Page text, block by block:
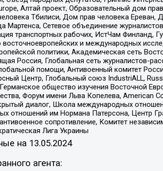
Алтай проект, Образовательный дом
Тбилиси, Дом прав человека
Сетевое объединение
транспортных рабочих, ИстЧам Финланд,
восточноевропейских и международных
политики, Академическая сеть
Россия, Глобальная сеть журналистов-
помощи, Антивоенный комитет
Центр, Глобальный союз IndustriALL,
общество изучения Восточной
Форум имени Льва Копелева, American
диалог, Школа международных
отношений им Нормана Патерсона, Центр
сопротивление, Комитет
Лига Украины
на 13.05.2024
агента: